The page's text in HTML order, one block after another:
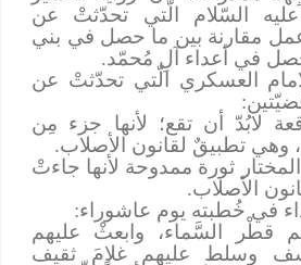
السّلام الّتي تحدّثتْ عن
مقارنة بين ما حصل في بني
في أعداء آلِ مُحمّد.
العسكري الّتي تحدّثتْ عن
لابُدّ أن تقع؛ لأنها جزء مِن
وهي تطبيقٌ لقانون الأصلاب.
ثورة ممدوحة لأنها جاءتْ
الأصلاب.
في خُطبته يوم عاشوراء:
قطْر السَّماء، وابعثْ عليهم
وسلط عليهم غلامَ ثقيف